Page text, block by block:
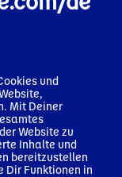
und
Mit Deiner
Website zu
Inhalte und
bereitzustellen
Dir Funktionen in